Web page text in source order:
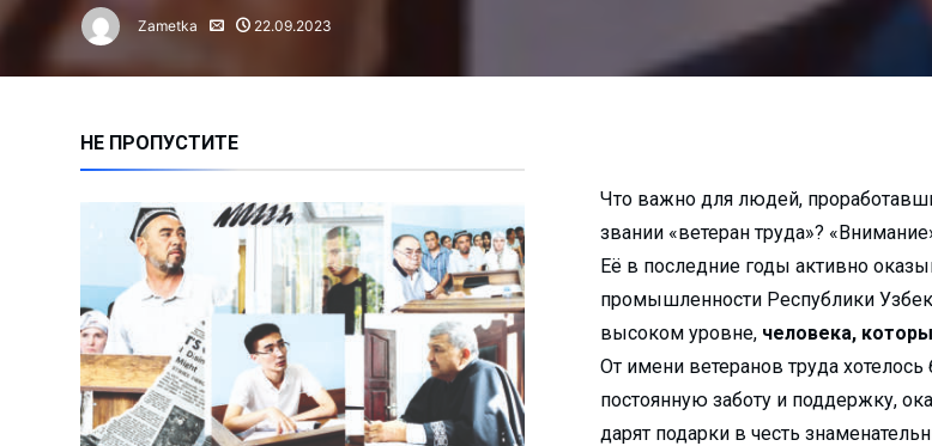
Сколько инвестиций привлечено в Алмалык?...
Чем занимается лидер молодёжи?...
Миграция: где работают и сколько зарабатывают ...
Анализ причин пожаров за 1 полугодие...
На АГМК налажено новое производство...
Познать мир и найти в нём себя…...
Избран новый председатель Алмалыкского РКЦ...
Zametka 22.09.2023
Что важно для людей,
звании «ветеран труда»?
Её в последние годы активно
промышленности Республики
высоком уровне, человека,
От имени ветеранов труда
постоянную заботу и поддержку,
дарят подарки в честь
НЕ ПРОПУСТИТЕ